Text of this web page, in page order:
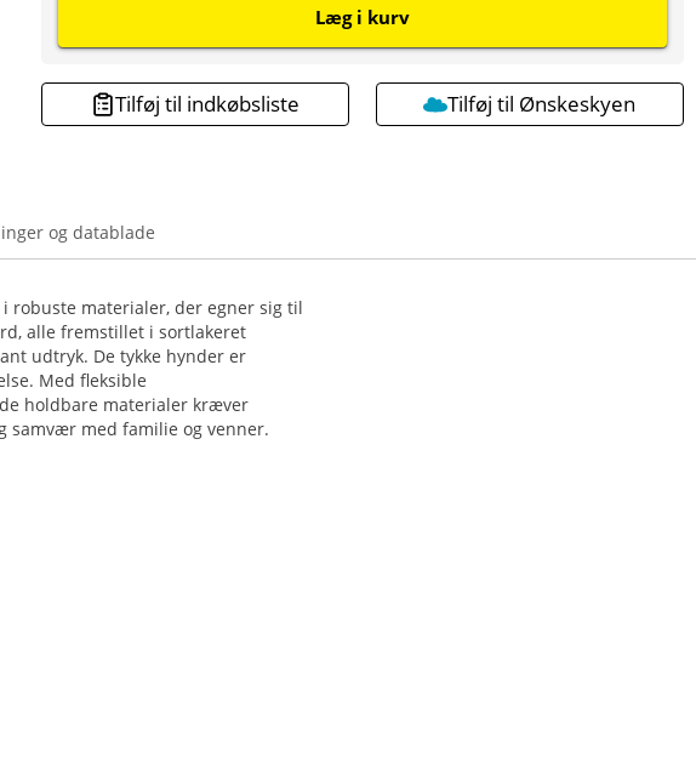
Læg i kurv
Tilføj til indkøbsliste Tilføj til Ønskeskyen
og datablade
robuste materialer, der egner sig til
alle fremstillet i sortlakeret
udtryk. De tykke hynder er
Med fleksible
holdbare materialer kræver
samvær med familie og venner.